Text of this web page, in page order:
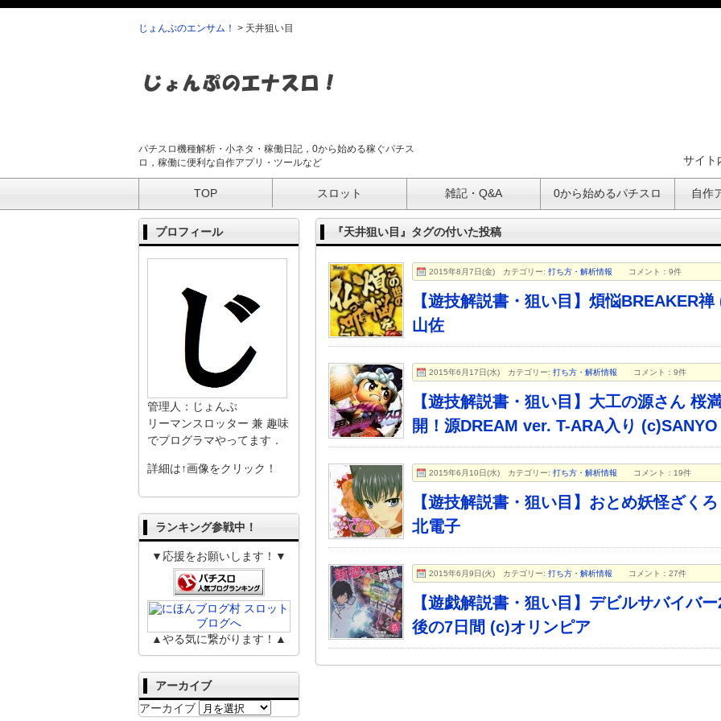
じょんぷのエンサム！ > 天井狙い目
パチスロ機種解析・小ネタ・稼働日記，0から始める稼ぐパチス
ロ，稼働に便利な自作アプリ・ツールなど
サイト
TOP スロット 雑記・Q&A 0から始めるパチスロ 自作
『天井狙い目』タグの付いた投稿
2015年8月7日(金) カテゴリー: 打ち方・解析情報 コメント：9件
【遊技解説書・狙い目】煩悩BREAKER禅
山佐
2015年6月17日(水) カテゴリー: 打ち方・解析情報 コメント：9件
【遊技解説書・狙い目】大工の源さん 桜
開！源DREAM ver. T-ARA入り (c)SANYO
2015年6月10日(水) カテゴリー: 打ち方・解析情報 コメント：19件
【遊技解説書・狙い目】おとめ妖怪ざく
北電子
2015年6月9日(火) カテゴリー: 打ち方・解析情報 コメント：27件
【遊戯解説書・狙い目】デビルサバイバ
後の7日間 (c)オリンピア
プロフィール
管理人：じょんぷ
リーマンスロッター 兼 趣味
でプログラマやってます．
詳細は↑画像をクリック！
ランキング参戦中！
▼応援をお願いします！▼
▲やる気に繋がります！▲
アーカイブ
アーカイブ